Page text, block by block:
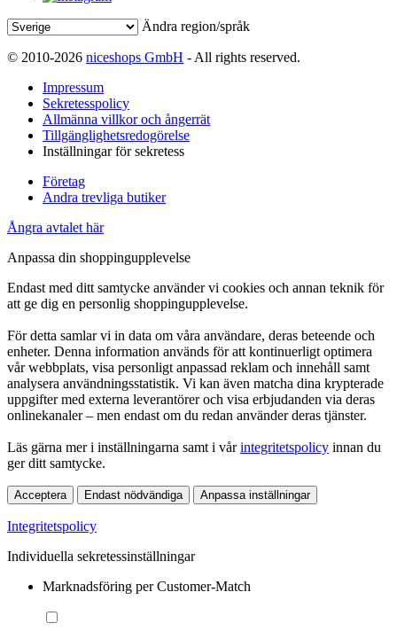
Ändra region/språk
© 2010-2026 niceshops GmbH - All rights reserved.
Impressum
Sekretesspolicy
Allmänna villkor och ångerrät
Tillgänglighetsredogörelse
Inställningar för sekretess
Företag
Andra trevliga butiker
Ångra avtalet här
Anpassa din shoppingupplevelse
Endast med ditt samtycke använder vi cookies och annan teknik för
att ge dig en personlig shoppingupplevelse.
För detta samlar vi in data om våra användare, deras beteende och
enheter. Denna information används för att kontinuerligt optimera
vår webbplats, visa personligt anpassad reklam och innehåll samt
analysera användningsstatistik. Vi kan även matcha dina krypterade
uppgifter med externa leverantörer och visa erbjudanden via deras
onlinekanaler – men endast om du redan använder deras tjänster.
Läs gärna mer i inställningarna samt i vårintegritetspolicy innan du
ger ditt samtycke.
Acceptera Endast nödvändiga Anpassa inställningar
Integritetspolicy
Individuella sekretessinställningar
Marknadsföring per Customer-Match